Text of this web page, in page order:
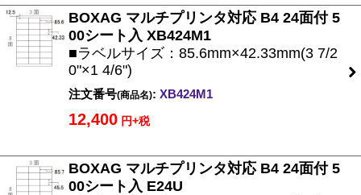
BOXAG マルチプリンタ対応 B4 24面付 5
00シート入 XB424M1
■ラベルサイズ：85.6mm×42.33mm(3 7/2
0"×1 4/6")
注文番号(商品名): XB424M1
12,400 円+税
BOXAG マルチプリンタ対応 B4 24面付 5
00シート入 E24U